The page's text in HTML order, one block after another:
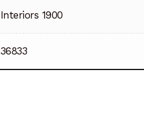
Interiors 1900
36833